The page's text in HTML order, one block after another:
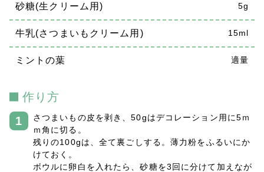
砂糖(生クリーム用) 5g
牛乳(さつまいもクリーム用) 15ml
ミントの葉 適量
作り方
さつまいもの皮を剥き、50gはデコレーション用に5ｍ
ｍ角に切る。
残りの100gは、全て裏ごしする。薄力粉をふるいにか
けておく。
ボウルに卵白を入れたら、砂糖を3回に分けて加えなが